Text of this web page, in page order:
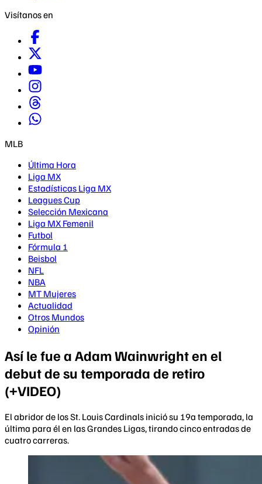
Visítanos en
MLB
Última Hora
Liga MX
Estadísticas Liga MX
Leagues Cup
Selección Mexicana
Liga MX Femenil
Futbol
Fórmula 1
Beisbol
NFL
NBA
MT Mujeres
Actualidad
Otros Mundos
Opinión
Así le fue a Adam Wainwright en el
debut de su temporada de retiro
(+VIDEO)
El abridor de los St. Louis Cardinals inició su 19a temporada, la
última para él en las Grandes Ligas, tirando cinco entradas de
cuatro carreras.